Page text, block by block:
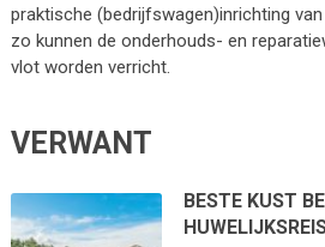
praktische (bedrijfswagen)inrichting
zo kunnen de onderhouds- en
vlot worden verricht.
VERWANT
BESTE KUST